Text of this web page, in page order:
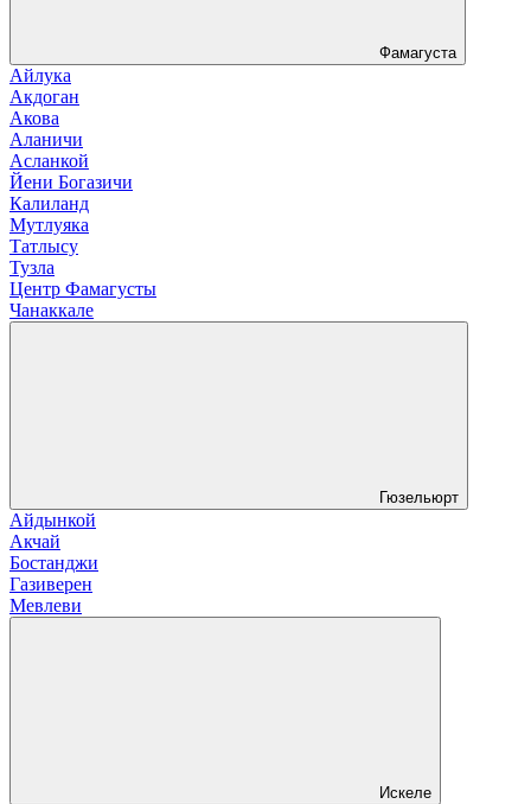
Фамагуста
Айлука
Акдоган
Акова
Аланичи
Асланкой
Йени Богазичи
Калиланд
Мутлуяка
Татлысу
Тузла
Центр Фамагусты
Чанаккале
Гюзельюрт
Айдынкой
Акчай
Бостанджи
Газиверен
Мевлеви
Искеле